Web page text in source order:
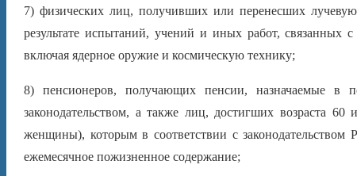
7) физических лиц, получивших или перенесших
результате испытаний, учений и иных работ, связанных
включая ядерное оружие и космическую технику;
8) пенсионеров, получающих пенсии, назначаемые в
законодательством, а также лиц, достигших возраста
женщины), которым в соответствии с законодательством
ежемесячное пожизненное содержание;